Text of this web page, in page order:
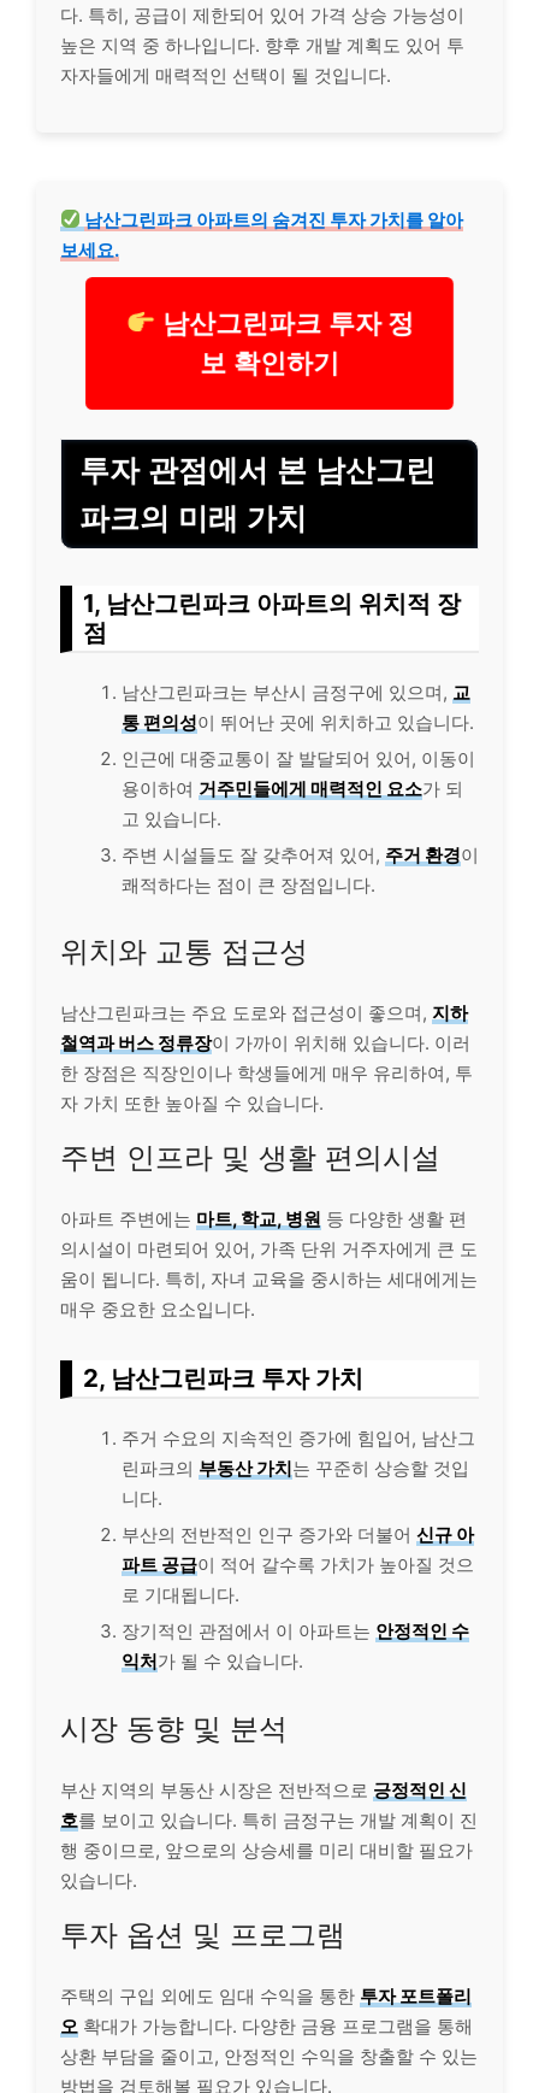
다. 특히, 공급이 제한되어 있어 가격 상승 가능성이
높은 지역 중 하나입니다. 향후 개발 계획도 있어 투
자자들에게 매력적인 선택이 될 것입니다.
남산그린파크 아파트의 숨겨진 투자 가치를 알아
보세요.
남산그린파크 투자 정
보 확인하기
투자 관점에서 본 남산그린
파크의 미래 가치
1, 남산그린파크 아파트의 위치적 장
점
남산그린파크는 부산시 금정구에 있으며, 교
통 편의성이 뛰어난 곳에 위치하고 있습니다.
인근에 대중교통이 잘 발달되어 있어, 이동이
용이하여 거주민들에게 매력적인 요소가 되
고 있습니다.
주변 시설들도 잘 갖추어져 있어, 주거 환경이
쾌적하다는 점이 큰 장점입니다.
위치와 교통 접근성
남산그린파크는 주요 도로와 접근성이 좋으며, 지하
철역과 버스 정류장이 가까이 위치해 있습니다. 이러
한 장점은 직장인이나 학생들에게 매우 유리하여, 투
자 가치 또한 높아질 수 있습니다.
주변 인프라 및 생활 편의시설
아파트 주변에는 마트, 학교, 병원 등 다양한 생활 편
의시설이 마련되어 있어, 가족 단위 거주자에게 큰 도
움이 됩니다. 특히, 자녀 교육을 중시하는 세대에게는
매우 중요한 요소입니다.
2, 남산그린파크 투자 가치
주거 수요의 지속적인 증가에 힘입어, 남산그
린파크의 부동산 가치는 꾸준히 상승할 것입
니다.
부산의 전반적인 인구 증가와 더불어 신규 아
파트 공급이 적어 갈수록 가치가 높아질 것으
로 기대됩니다.
장기적인 관점에서 이 아파트는 안정적인 수
익처가 될 수 있습니다.
시장 동향 및 분석
부산 지역의 부동산 시장은 전반적으로 긍정적인 신
호를 보이고 있습니다. 특히 금정구는 개발 계획이 진
행 중이므로, 앞으로의 상승세를 미리 대비할 필요가
있습니다.
투자 옵션 및 프로그램
주택의 구입 외에도 임대 수익을 통한 투자 포트폴리
오 확대가 가능합니다. 다양한 금융 프로그램을 통해
상환 부담을 줄이고, 안정적인 수익을 창출할 수 있는
방법을 검토해볼 필요가 있습니다.